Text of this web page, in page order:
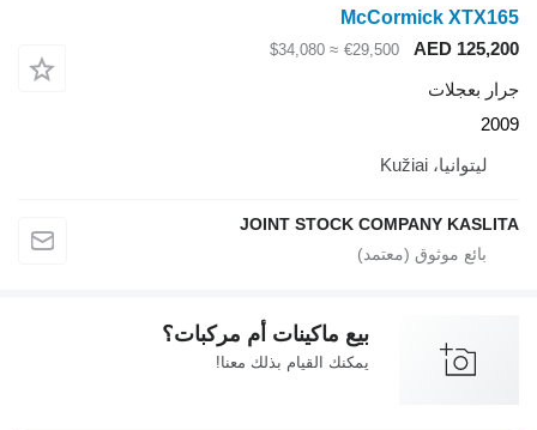
McCormick XTX165
AED 125,200
€29,500
≈ $34,080
جرار بعجلات
2009
ليتوانيا، Kužiai
JOINT STOCK COMPANY KASLITA
بيع ماكينات أم مركبات؟
يمكنك القيام بذلك معنا!